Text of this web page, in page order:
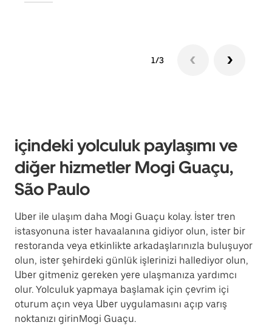
1/3
içindeki yolculuk paylaşımı ve
diğer hizmetler Mogi Guaçu,
São Paulo
Uber ile ulaşım daha Mogi Guaçu kolay. İster tren
istasyonuna ister havaalanına gidiyor olun, ister bir
restoranda veya etkinlikte arkadaşlarınızla buluşuyor
olun, ister şehirdeki günlük işlerinizi hallediyor olun,
Uber gitmeniz gereken yere ulaşmanıza yardımcı
olur. Yolculuk yapmaya başlamak için çevrim içi
oturum açın veya Uber uygulamasını açıp varış
noktanızı girinMogi Guaçu.